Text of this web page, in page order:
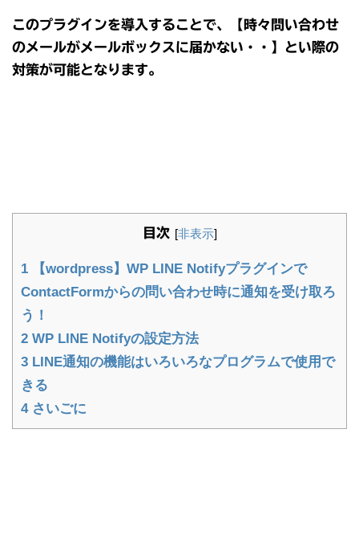
このプラグインを導入することで、【時々問い合わせ
のメールがメールボックスに届かない・・】とい際の
対策が可能となります。
目次 [非表示]
1 【wordpress】WP LINE Notifyプラグインで
ContactFormからの問い合わせ時に通知を受け取ろ
う！
2 WP LINE Notifyの設定方法
3 LINE通知の機能はいろいろなプログラムで使用で
きる
4さいごに